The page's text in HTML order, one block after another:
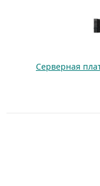
Серверная